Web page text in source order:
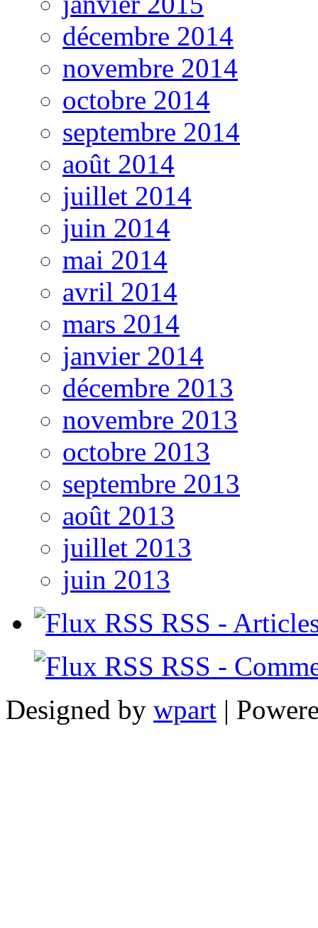
décembre 2014
novembre 2014
octobre 2014
septembre 2014
août 2014
juillet 2014
juin 2014
mai 2014
avril 2014
mars 2014
janvier 2014
décembre 2013
novembre 2013
octobre 2013
septembre 2013
août 2013
juillet 2013
juin 2013
RSS -
RSS -
Designed by wpart |